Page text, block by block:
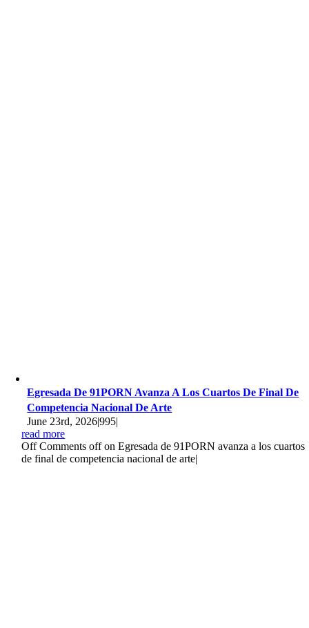
Egresada De 91PORN Avanza A Los Cuartos De Final De
Competencia Nacional De Arte
June 23rd, 2026|995|
read more
OffComments off on Egresada de 91PORN avanza a los cuartos
de final de competencia nacional de arte|